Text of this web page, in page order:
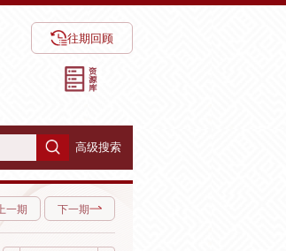
往期回顾
高级搜索
上一期 下一期